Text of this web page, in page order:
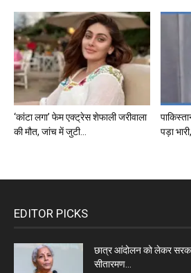
‘कांटा लगा’ फेम एक्ट्रेस शेफाली जरीवाला
की मौत, जांच में जुटी...
पड़ा
EDITOR PICKS
छात्र आंदोलन को लेकर
सीतारमण...